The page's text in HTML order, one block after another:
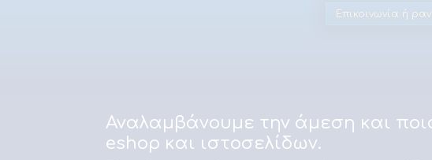
Επικοινωνία ή
Αναλαμβάνουμε την άμεση και
eshop και ιστοσελίδων.